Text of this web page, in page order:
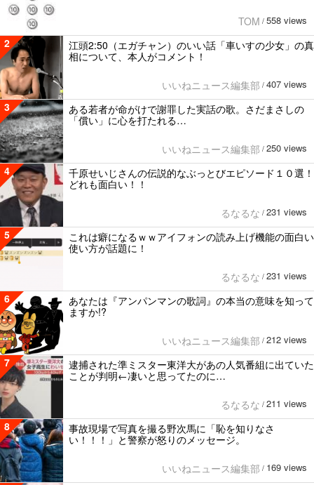
TOM / 558 views
2
江頭2:50（エガチャン）のいい話「車いすの少女」の真
相について、本人がコメント！
いいねニュース編集部 / 407 views
3
ある若者が命がけで謝罪した実話の歌。さだまさしの
「償い」に心を打たれる…
いいねニュース編集部 / 250 views
4
千原せいじさんの伝説的なぶっとびエピソード１０選！
どれも面白い！！
るなるな / 231 views
5
これは癖になるｗｗアイフォンの読み上げ機能の面白い
使い方が話題に！
るなるな / 231 views
6
あなたは『アンパンマンの歌詞』の本当の意味を知って
ますか!?
いいねニュース編集部 / 212 views
7
逮捕された準ミスター東洋大があの人気番組に出ていた
ことが判明←凄いと思ってたのに…
るなるな / 211 views
8
事故現場で写真を撮る野次馬に「恥を知りなさ
い！！！」と警察が怒りのメッセージ。
いいねニュース編集部 / 169 views